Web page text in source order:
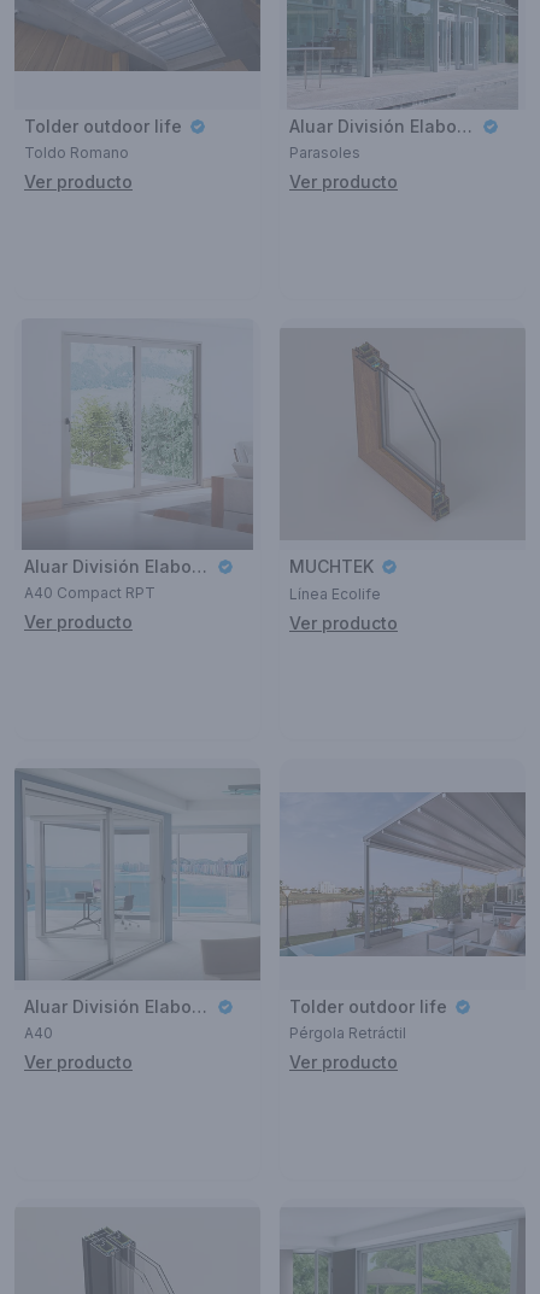
Tolder outdoor life
Toldo Romano
Ver producto
Aluar División Elaborados
Parasoles
Ver producto
Aluar División Elaborados
A40 Compact RPT
Ver producto
MUCHTEK
Línea Ecolife
Ver producto
Aluar División Elaborados
A40
Ver producto
Tolder outdoor life
Pérgola Retráctil
Ver producto